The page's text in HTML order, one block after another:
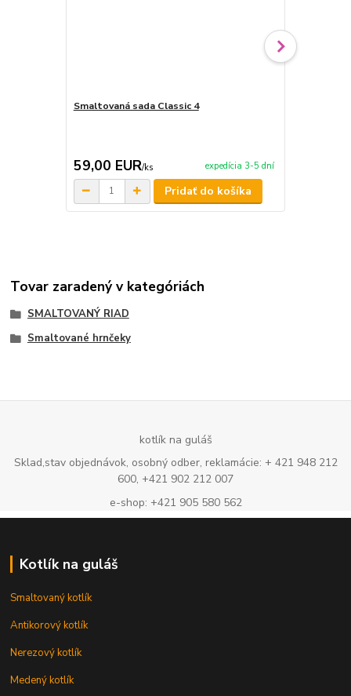
Smaltovaná sada Classic 4
59,00 EUR/ks expedícia 3-5 dní
Pridať do košíka
Tovar zaradený v kategóriách
SMALTOVANÝ RIAD
Smaltované hrnčeky
kotlík na guláš
Sklad,stav objednávok, osobný odber, reklamácie: + 421 948 212
600, +421 902 212 007
e-shop: +421 905 580 562
Kotlík na guláš
Smaltovaný kotlík
Antikorový kotlík
Nerezový kotlík
Medený kotlík